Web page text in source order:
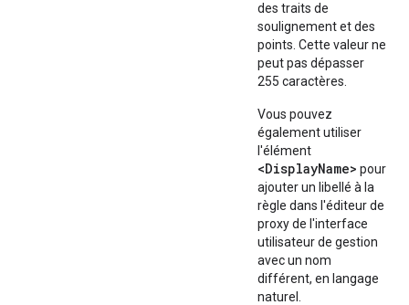
des traits de
soulignement et des
points. Cette valeur ne
peut pas dépasser
255 caractères.
Vous pouvez
également utiliser
l'élément
<DisplayName> pour
ajouter un libellé à la
règle dans l'éditeur de
proxy de l'interface
utilisateur de gestion
avec un nom
différent, en langage
naturel.